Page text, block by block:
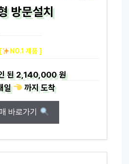
방문설치
[ NO.1 제품 ]
된2,140,000 원
일
까지도착
바로가기